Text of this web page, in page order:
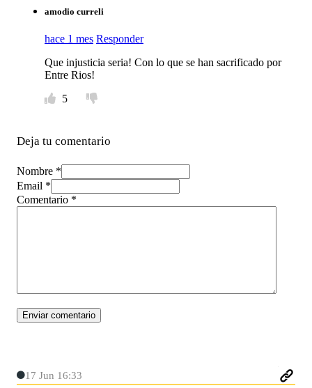
amodio curreli
hace 1 mes Responder
Que injusticia seria! Con lo que se han sacrificado por
Entre Rios!
5
Deja tu comentario
Nombre *
Email *
Comentario *
17 Jun 16:33